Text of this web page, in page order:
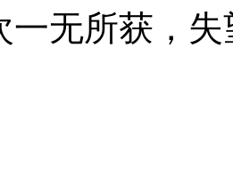
一无所获，